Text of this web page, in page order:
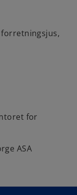
for
ASA